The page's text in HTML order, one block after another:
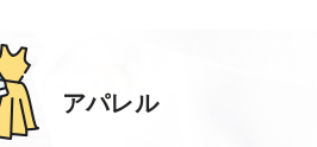
アパレル